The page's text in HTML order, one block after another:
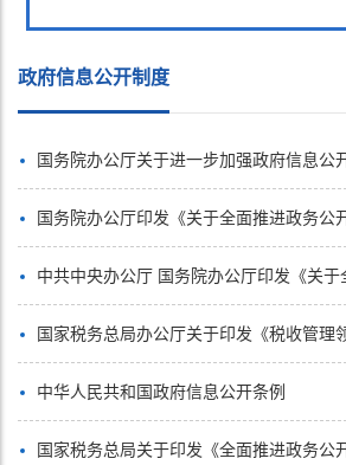
政府信息公开制度
国务院办公厅关于进一步加强政府信息公开回应社会关切提升政府公信力
国务院办公厅印发《关于全面推进政务公开工作的意见》实施细则
中共中央办公厅 国务院办公厅印发《关于全面推进政务公开工作的
国家税务总局办公厅关于印发《税收管理领域基层政务公开标准指引》
中华人民共和国政府信息公开条例
国家税务总局关于印发《全面推进政务公开工作实施办法》